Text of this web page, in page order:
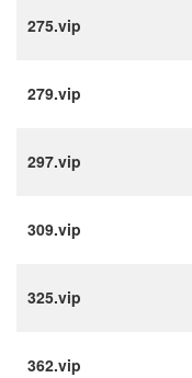
275.vip
279.vip
297.vip
309.vip
325.vip
362.vip